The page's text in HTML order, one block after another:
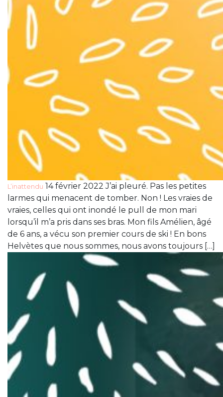
L’inattendu 14 février 2022 J’ai pleuré. Pas les petites
larmes qui menacent de tomber. Non ! Les vraies de
vraies, celles qui ont inondé le pull de mon mari
lorsqu’il m’a pris dans ses bras. Mon fils Amélien, âgé
de 6 ans, a vécu son premier cours de ski ! En bons
Helvètes que nous sommes, nous avons toujours […]